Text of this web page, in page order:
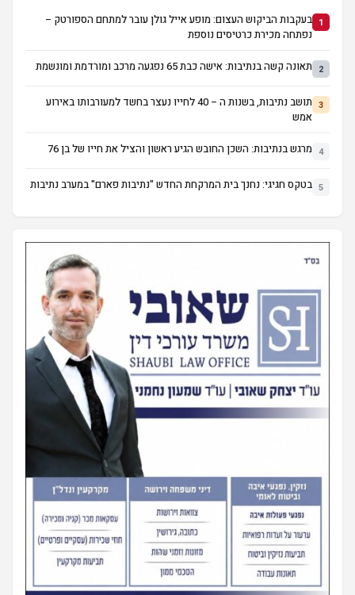
1 בעקבות הביקוש העצום: מופע אייל גולן עובר למתחם הספורטק –
נפתחה מכירת כרטיסים נוספת
2 תאונה קשה בנתיבות: אישה כבת 65 נפגעה מרכב ומורדמת ומונשמת
3
תושב נתיבות, בשנות ה – 40 לחייו נעצר בחשד למעורבותו באירוע
אמש
4 מרגש בנתיבות: השכן החובש הגיע ראשון והציל את חייו של בן 76
5 בטקס חגיגי: נחנך בית המרקחת החדש "נתיבות פארם" במערב נתיבות